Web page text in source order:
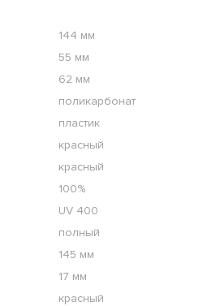
144 мм
55 мм
62 мм
поликарбонат
пластик
красный
красный
100%
UV 400
полный
145 мм
17 мм
красный